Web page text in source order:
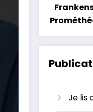
— La
Je lis